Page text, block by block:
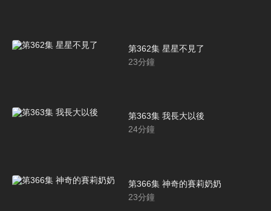
第362集 星星不見了
23分鐘
第363集 我長大以後
24分鐘
第366集 神奇的賽莉奶奶
23分鐘